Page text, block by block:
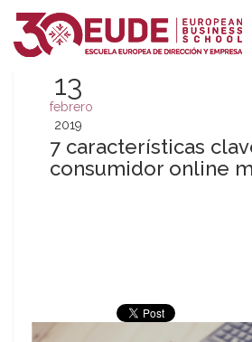
13
febrero
2019
7 características
consumidor online